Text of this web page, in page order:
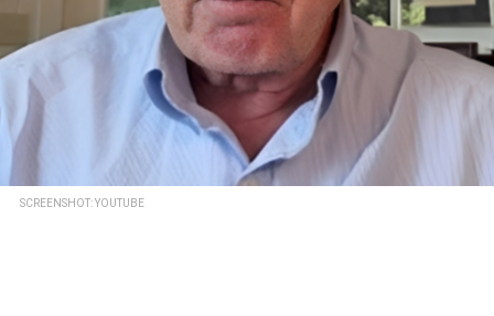
SCREENSHOT: YOUTUBE